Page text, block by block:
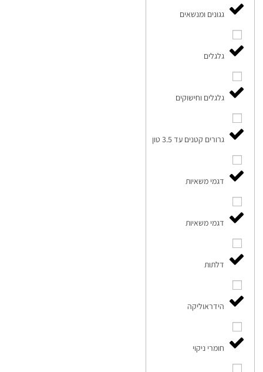
גגונים ומנשאים
גלגלים
גלגלים וחישוקים
גרורים קטנים עד 3.5 טון
דגמי משאיות
דגמי משאיות
דלתות
הידראוליקה
חומרי ניקוי